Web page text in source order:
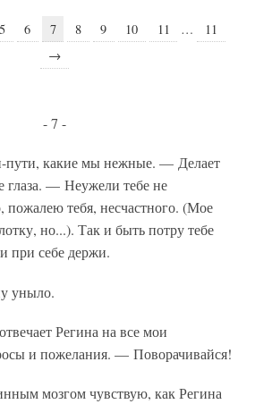
5 6 7 8 9 10 11 …
11
→
- 7 -
какие мы нежные. — Делает
глаза. — Неужели тебе не
пожалею тебя, несчастного. (Мое
но...). Так и быть потру тебе
при себе держи.
уныло.
Регина на все мои
и пожелания. — Поворачивайся!
мозгом чувствую, как Регина